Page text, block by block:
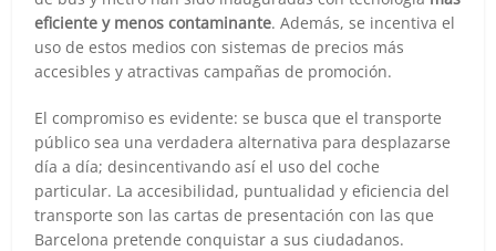
eficiente y menos contaminante. Además, se incentiva el
uso de estos medios con sistemas de precios más
accesibles y atractivas campañas de promoción.
El compromiso es evidente: se busca que el transporte
público sea una verdadera alternativa para desplazarse
día a día; desincentivando así el uso del coche
particular. La accesibilidad, puntualidad y eficiencia del
transporte son las cartas de presentación con las que
Barcelona pretende conquistar a sus ciudadanos.